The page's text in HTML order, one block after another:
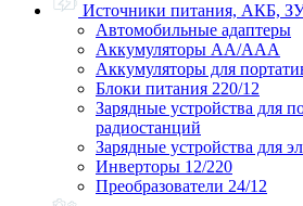
Источники питания, АКБ,
Автомобильные адаптеры
Аккумуляторы АА/ААА
Аккумуляторы для
Блоки питания 220/12
Зарядные устройства для
радиостанций
Зарядные устройства для
Инверторы 12/220
Преобразователи 24/12